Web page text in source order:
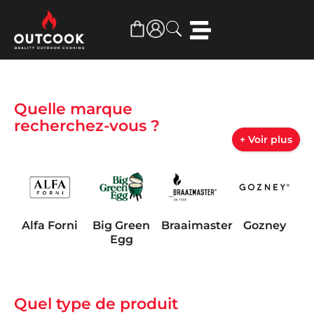
Quelle marque
recherchez-vous ?
Alfa Forni
Big Green
Egg
Braaimaster Gozney
+ Voir plus
Quel type de produit